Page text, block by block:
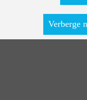
Verberge